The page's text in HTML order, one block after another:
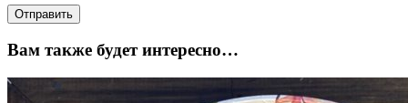
Вам также будет интересно…